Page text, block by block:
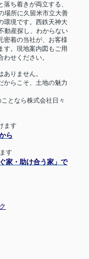
ち着きが両立する、
場所に久留米市立大善
環境です。西鉄天神大
動産探し、わからない
密着の当社が、お客様
す。現地案内図もご用
せください。
りません。
からこそ、土地の魅力
となら株式会社日々
ます
ら
す
家・助け合う家」で